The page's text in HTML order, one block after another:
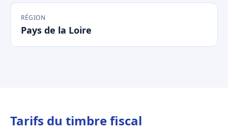
RÉGION
Pays de la Loire
Tarifs du timbre fiscal